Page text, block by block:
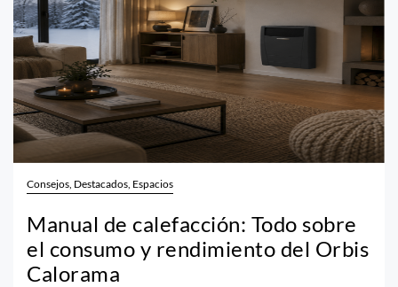
Consejos, Destacados, Espacios
Manual de calefacción: Todo sobre
el consumo y rendimiento del Orbis
Calorama